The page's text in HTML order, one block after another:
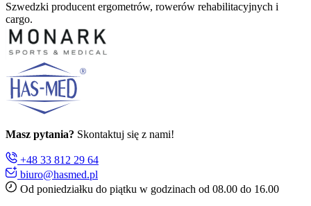
Szwedzki producent ergometrów, rowerów rehabilitacyjnych i
cargo.
Masz pytania? Skontaktuj się z nami!
+48 33 812 29 64
biuro@hasmed.pl
Od poniedziałku do piątku w godzinach od 08.00 do 16.00